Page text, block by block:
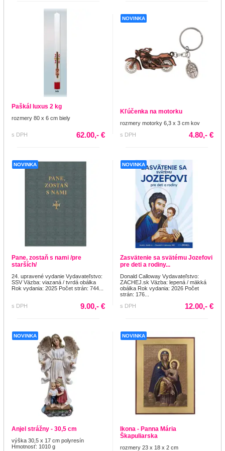
Paškál luxus 2 kg
rozmery 80 x 6 cm biely
s DPH 62.00,- €
NOVINKA
Kľúčenka na motorku
rozmery motorky 6,3 x 3 cm kov
s DPH
4.80,- €
NOVINKA
Pane, zostaň s nami /pre
starších/
24. upravené vydanie Vydavateľstvo:
SSV Väzba: viazaná / tvrdá obálka
Rok vydania: 2025 Počet strán: 744...
s DPH 9.00,- €
NOVINKA
Zasvätenie sa svätému Jozefovi
pre deti a rodiny...
Donald Calloway Vydavateľstvo:
ZACHEJ.sk Väzba: lepená / mäkká
obálka Rok vydania: 2026 Počet
strán: 176...
s DPH
12.00,- €
NOVINKA
Anjel strážny - 30,5 cm
výška 30,5 x 17 cm polyresín
Hmotnosť: 1010 g
NOVINKA
Ikona - Panna Mária
Škapuliarska
rozmery 23 x 18 x 2 cm